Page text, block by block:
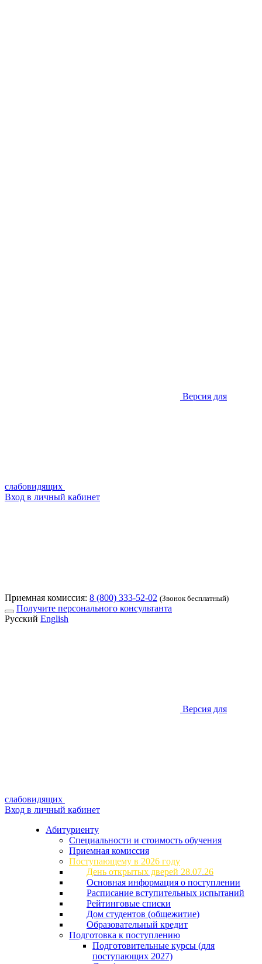
Версия для
слабовидящих
Вход в личный кабинет
Приемная комиссия: 8 (800) 333-52-02 (Звонок бесплатный)
Получите персонального консультанта
Русский English
Версия для
слабовидящих
Вход в личный кабинет
Абитуриенту
Специальности и стоимость обучения
Приемная комиссия
Поступающему в 2026 году
День открытых дверей 28.07.26
Основная информация о поступлении
Расписание вступительных испытаний
Рейтинговые списки
Дом студентов (общежитие)
Образовательный кредит
Подготовка к поступлению
Подготовительные курсы (для
поступающих 2027)